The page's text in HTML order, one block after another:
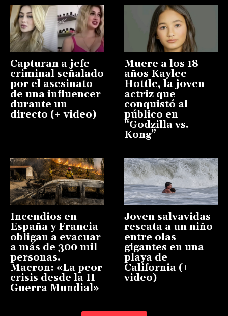
Capturan a jefe
criminal señalado
por el asesinato
de una influencer
durante un
directo (+ video)
Muere a los 18
años Kaylee
Hottle, la joven
actriz que
conquistó al
público en
“Godzilla vs.
Kong”
Incendios en
España y Francia
obligan a evacuar
a más de 300 mil
personas.
Macron: «La peor
crisis desde la II
Guerra Mundial»
Joven salvavidas
rescata a un niño
entre olas
gigantes en una
playa de
California (+
video)